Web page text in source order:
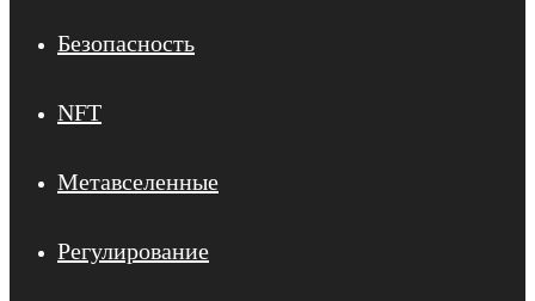
Безопасность
NFT
Метавселенные
Регулирование